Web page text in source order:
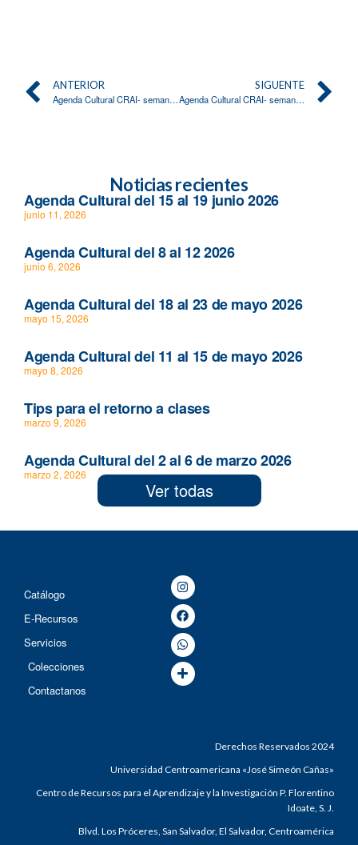
ANTERIOR
Agenda Cultural CRAI- semana del 27 al 31 de octubre
SIGUENTE
Agenda Cultural CRAI- semana del 10 al 14 de noviembre
Noticias recientes
Agenda Cultural del 15 al 19 junio 2026
junio 11, 2026
Agenda Cultural del 8 al 12 2026
junio 6, 2026
Agenda Cultural del 18 al 23 de mayo 2026
mayo 15, 2026
Agenda Cultural del 11 al 15 de mayo 2026
mayo 8, 2026
Tips para el retorno a clases
marzo 9, 2026
Agenda Cultural del 2 al 6 de marzo 2026
marzo 2, 2026
Ver todas
Catálogo
E-Recursos
Servicios
Colecciones
Contactanos
Derechos Reservados 2024
Universidad Centroamericana «José Simeón Cañas»
Centro de Recursos para el Aprendizaje y la Investigación P. Florentino
Idoate, S. J.
Blvd. Los Próceres, San Salvador, El Salvador, Centroamérica